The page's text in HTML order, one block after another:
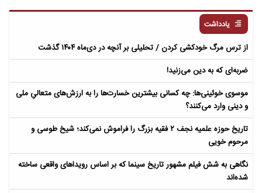
یادداشت
از ترس مرگ خودکشی کردن / تحلیلی بر آنچه در دی‌ماه ۱۴۰۴ گذشت
ضربه‌ای که به دین می‌زنید!
موسوی خوئینی‌ها: چه کسانی بیشترین خسارت‌ها را به ارزش‌های متعالیِ ملی
و دینی وارد می‌کنند؟
تاریخ حوزه علمیه نجف ۲ فقیه بزرگ را فراموش نمی‌کند؛ شیخ طوسی و
مرحوم خویی
نگاهی به شش فیلم مشهور تاریخ سینما که بر اساس رویداهای واقعی ساخته
شده‌اند